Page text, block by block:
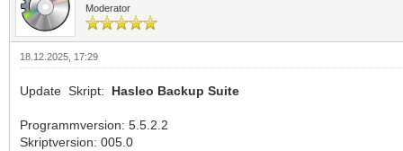
Moderator
18.12.2025, 17:29
Update Skript: Hasleo Backup Suite
Programmversion: 5.5.2.2
Skriptversion: 005.0